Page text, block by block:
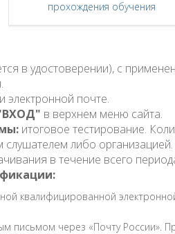
прохождения обучения
в удостоверении), с
электронной почте.
в верхнем меню сайта.
итоговое тестирование.
слушателем либо организацией.
в течение всего
квалифицированной
письмом через «Почту России».